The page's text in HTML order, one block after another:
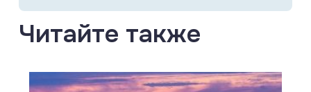
Читайте также